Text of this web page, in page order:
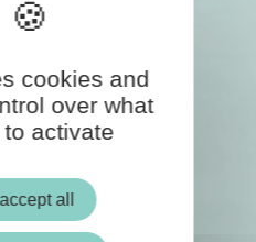
cookies and
over what
activate
all